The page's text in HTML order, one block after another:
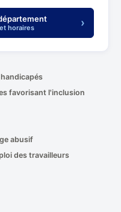
horaires ›
favorisant l'inclusion
abusif
des travailleurs